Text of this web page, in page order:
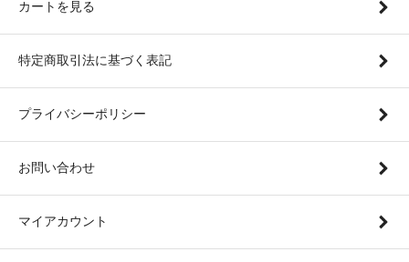
カートを見る
特定商取引法に基づく表記
プライバシーポリシー
お問い合わせ
マイアカウント